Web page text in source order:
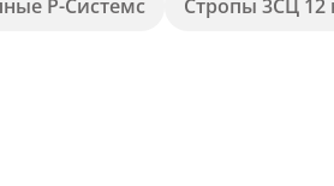
Р-Системс Стропы 3СЦ 12